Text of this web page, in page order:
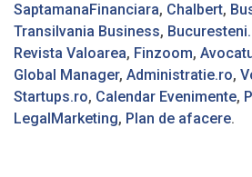
SaptamanaFinanciara, Chalbert,
Transilvania Business,
Revista Valoarea, Finzoom,
Global Manager, Administratie.ro,
Startups.ro, Calendar Evenimente,
LegalMarketing, Plan de afacere.